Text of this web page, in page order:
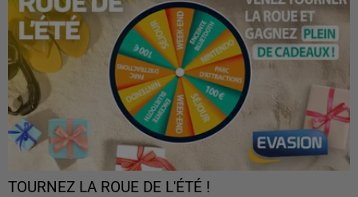
TOURNEZ LA ROUE DE L'ÉTÉ !